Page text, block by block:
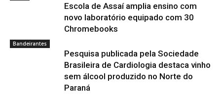
Escola de Assaí amplia ensino com
novo laboratório equipado com 30
Chromebooks
Bandeirantes
Pesquisa publicada pela Sociedade
Brasileira de Cardiologia destaca vinho
sem álcool produzido no Norte do
Paraná